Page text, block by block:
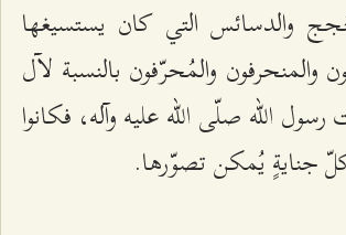
والدسائس التي كان يستسيغها
والمنحرفون والمُحرّفون بالنسبة لآل
الله صلّى الله عليه وآله، فكانوا
جنايةٍ يُمكن تصوّرها.